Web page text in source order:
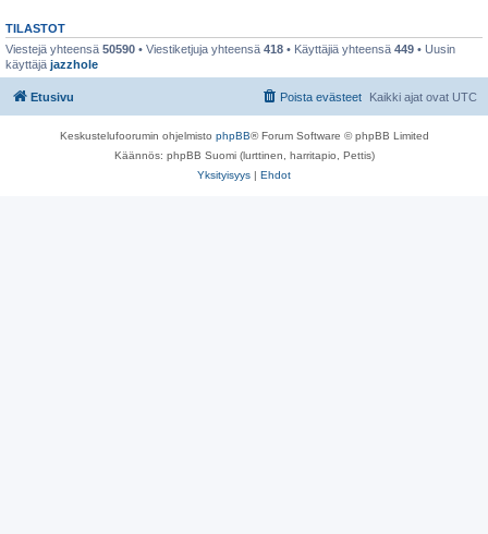
TILASTOT
Viestejä yhteensä 50590 • Viestiketjuja yhteensä 418 • Käyttäjiä yhteensä 449 • Uusin
käyttäjä jazzhole
Etusivu Kaikki ajat ovat UTC
Poista evästeet
Keskustelufoorumin ohjelmisto phpBB® Forum Software © phpBB Limited
Käännös: phpBB Suomi (lurttinen, harritapio, Pettis)
Yksityisyys | Ehdot